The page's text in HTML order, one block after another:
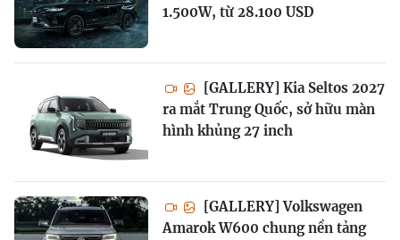
1.500W, từ 28.100 USD
[GALLERY] Kia Seltos 2027
ra mắt Trung Quốc, sở hữu màn
hình khủng 27 inch
[GALLERY] Volkswagen
Amarok W600 chung nền tảng